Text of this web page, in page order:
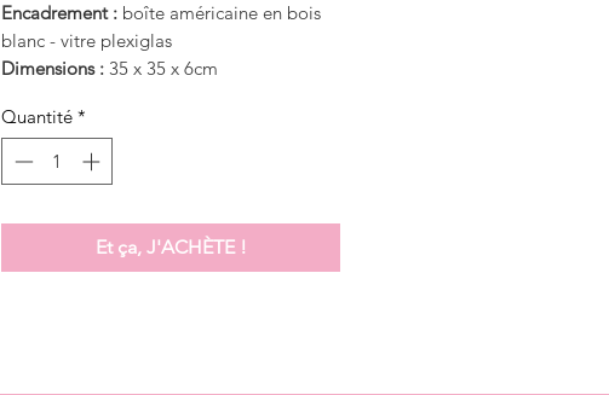
Encadrement : boîte américaine en bois
blanc - vitre plexiglas
Dimensions : 35 x 35 x 6cm
Quantité *
Et ça, J'ACHÈTE !